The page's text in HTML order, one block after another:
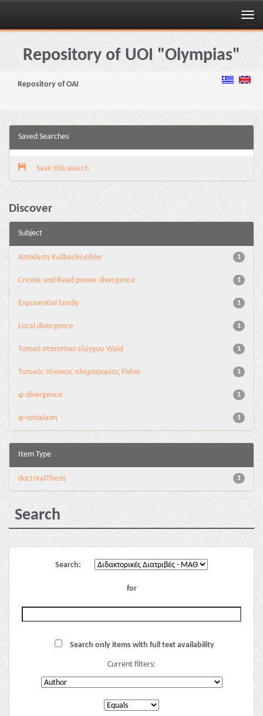
Skip
navigationRepository of UOI "Olympias"
Repository of OAI
Saved Searches
Save this search
Discover
Subject
1
Aπόκλιση Kullback-Leibler
1
Cressie and Read power divergence
1
Exponential family
1
Local divergence
1
Τοπικό στατιστικό ελέγχου Wald
1
Τοπικός πίνακας πληροφορίας Fisher
1
φ-divergence
1
φ-απόκλιση
Item Type
1
doctoralThesis
Search
Search:
for
Search only items with full text availability
Current filters: